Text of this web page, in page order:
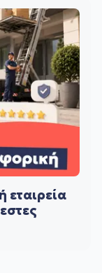
εταιρεία